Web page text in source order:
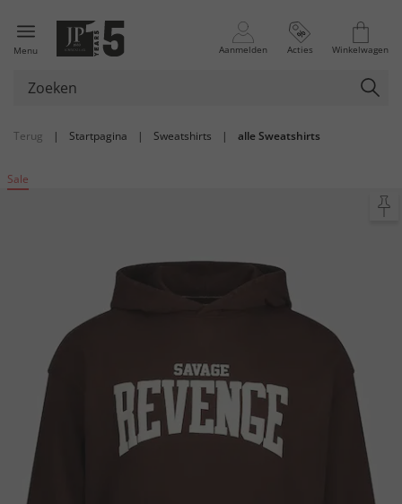
Menu Aanmelden Acties Winkelwagen
Terug | Startpagina | Sweatshirts | alle Sweatshirts
Sale